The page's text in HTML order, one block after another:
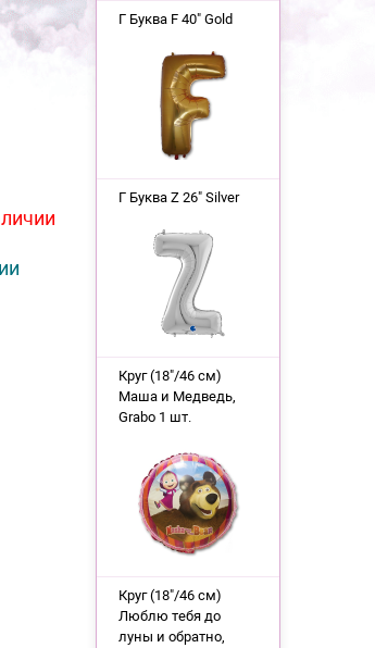
Г Буква F 40" Gold
Г Буква Z 26" Silver
Круг (18"/46 см)
Маша и Медведь,
Grabo 1 шт.
Круг (18"/46 см)
Люблю тебя до
луны и обратно,